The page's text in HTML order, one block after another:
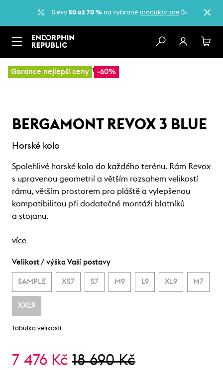
Slevy 50 až 70 % na vybrané produkty zde.🥳
Garance nejlepší ceny -60%
… Horská kola Sportovní kola
BERGAMONT REVOX 3 BLUE
Horské kolo
Spolehlivé horské kolo do každého terénu. Rám Revox
s upravenou geometrií a větším rozsahem velikostí
rámu, větším prostorem pro pláště a vylepšenou
kompatibilitou při dodatečné montáži blatníků
a stojanu.
více
Velikost / výška Vaší postavy
SAMPLE XS7 S7 M9 L9 XL9 M7
XXL9
Tabulka velikostí
7 476 Kč 18 690 Kč